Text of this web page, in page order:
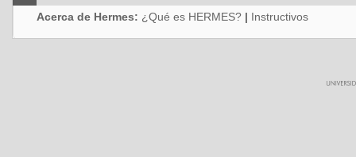
Acerca de Hermes: ¿Qué es HERMES? | Instructivos